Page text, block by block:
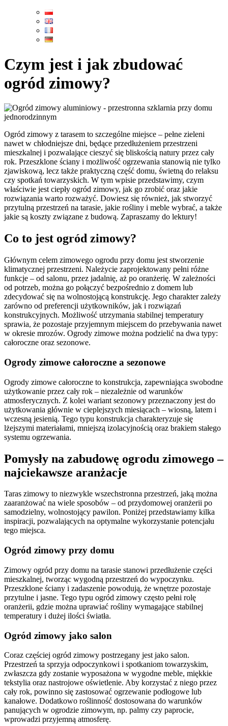
Czym jest i jak zbudować
ogród zimowy?
Ogród zimowy z tarasem to szczególne miejsce – pełne zieleni
nawet w chłodniejsze dni, będące przedłużeniem przestrzeni
mieszkalnej i pozwalające cieszyć się bliskością natury przez cały
rok. Przeszklone ściany i możliwość ogrzewania stanowią nie tylko
zjawiskową, lecz także praktyczną część domu, świetną do relaksu
czy spotkań towarzyskich. W tym wpisie przedstawimy, czym
właściwie jest ciepły ogród zimowy, jak go zrobić oraz jakie
rozwiązania warto rozważyć. Dowiesz się również, jak stworzyć
przytulną przestrzeń na tarasie, jakie rośliny i meble wybrać, a także
jakie są koszty związane z budową. Zapraszamy do lektury!
Co to jest ogród zimowy?
Głównym celem zimowego ogrodu przy domu jest stworzenie
klimatycznej przestrzeni. Należycie zaprojektowany pełni różne
funkcje – od salonu, przez jadalnię, aż po oranżerię. W zależności
od potrzeb, można go połączyć bezpośrednio z domem lub
zdecydować się na wolnostojącą konstrukcję. Jego charakter zależy
zarówno od preferencji użytkowników, jak i rozwiązań
konstrukcyjnych. Możliwość utrzymania stabilnej temperatury
sprawia, że pozostaje przyjemnym miejscem do przebywania nawet
w okresie mrozów. Ogrody zimowe można podzielić na dwa typy:
całoroczne oraz sezonowe.
Ogrody zimowe całoroczne a sezonowe
Ogrody zimowe całoroczne to konstrukcja, zapewniająca swobodne
użytkowanie przez cały rok – niezależnie od warunków
atmosferycznych. Z kolei wariant sezonowy przeznaczony jest do
użytkowania głównie w cieplejszych miesiącach – wiosną, latem i
wczesną jesienią. Tego typu konstrukcja charakteryzuje się
lżejszymi materiałami, mniejszą izolacyjnością oraz brakiem stałego
systemu ogrzewania.
Pomysły na zabudowę ogrodu zimowego –
najciekawsze aranżacje
Taras zimowy to niezwykle wszechstronna przestrzeń, jaką można
zaaranżować na wiele sposobów – od przydomowej oranżerii po
samodzielny, wolnostojący pawilon. Poniżej przedstawiamy kilka
inspiracji, pozwalających na optymalne wykorzystanie potencjału
tego miejsca.
Ogród zimowy przy domu
Zimowy ogród przy domu na tarasie stanowi przedłużenie części
mieszkalnej, tworząc wygodną przestrzeń do wypoczynku.
Przeszklone ściany i zadaszenie powodują, że wnętrze pozostaje
przytulne i jasne. Tego typu ogród zimowy często pełni rolę
oranżerii, gdzie można uprawiać rośliny wymagające stabilnej
temperatury i dużej ilości światła.
Ogród zimowy jako salon
Coraz częściej ogród zimowy postrzegany jest jako salon.
Przestrzeń ta sprzyja odpoczynkowi i spotkaniom towarzyskim,
zwłaszcza gdy zostanie wyposażona w wygodne meble, miękkie
tekstylia oraz nastrojowe oświetlenie. Aby korzystać z niego przez
cały rok, powinno się zastosować ogrzewanie podłogowe lub
kanałowe. Dodatkowo roślinność dostosowana do warunków
panujących w ogrodzie zimowym, np. palmy czy paprocie,
wprowadzi przyjemną atmosferę.